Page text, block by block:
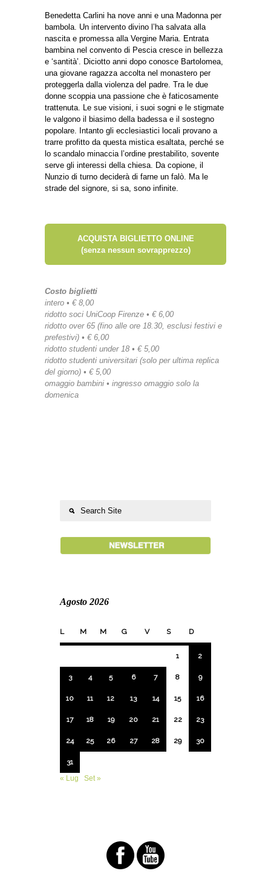
Benedetta Carlini ha nove anni e una Madonna per
bambola. Un intervento divino l’ha salvata alla
nascita e promessa alla Vergine Maria. Entrata
bambina nel convento di Pescia cresce in bellezza
e ‘santità’. Diciotto anni dopo conosce Bartolomea,
una giovane ragazza accolta nel monastero per
proteggerla dalla violenza del padre. Tra le due
donne scoppia una passione che è faticosamente
trattenuta. Le sue visioni, i suoi sogni e le stigmate
le valgono il biasimo della badessa e il sostegno
popolare. Intanto gli ecclesiastici locali provano a
trarre profitto da questa mistica esaltata, perché se
lo scandalo minaccia l’ordine prestabilito, sovente
serve gli interessi della chiesa. Da copione, il
Nunzio di turno deciderà di farne un falò. Ma le
strade del signore, si sa, sono infinite.
ACQUISTA BIGLIETTO ONLINE
(senza nessun sovrapprezzo)
Costo biglietti
intero • € 8,00
ridotto soci UniCoop Firenze • € 6,00
ridotto over 65 (fino alle ore 18.30, esclusi festivi e
prefestivi) • € 6,00
ridotto studenti under 18 • € 5,00
ridotto studenti universitari (solo per ultima replica
del giorno) • € 5,00
omaggio bambini • ingresso omaggio solo la
domenica
Agosto 2026
L M M G V S D
1 2
3 4 5 6 7 8 9
10 11 12 13 14 15 16
17 18 19 20 21 22 23
24 25 26 27 28 29 30
31
« Lug
Set »